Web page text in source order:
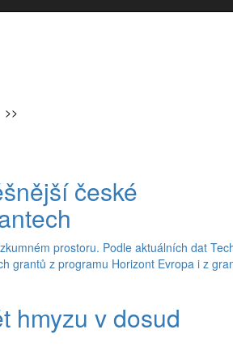
>>
české
prostoru. Podle aktuálních dat
grantů z programu Horizont Evropa i z
hmyzu v dosud